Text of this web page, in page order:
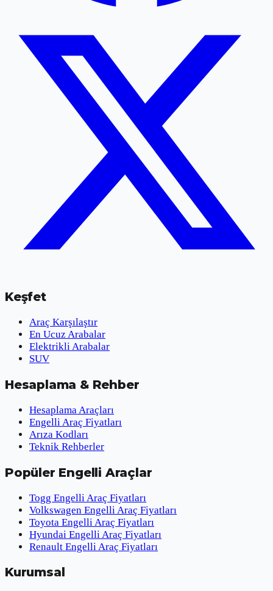
Keşfet
Araç Karşılaştır
En Ucuz Arabalar
Elektrikli Arabalar
SUV
Hesaplama & Rehber
Hesaplama Araçları
Engelli Araç Fiyatları
Arıza Kodları
Teknik Rehberler
Popüler Engelli Araçlar
Togg Engelli Araç Fiyatları
Volkswagen Engelli Araç Fiyatları
Toyota Engelli Araç Fiyatları
Hyundai Engelli Araç Fiyatları
Renault Engelli Araç Fiyatları
Kurumsal